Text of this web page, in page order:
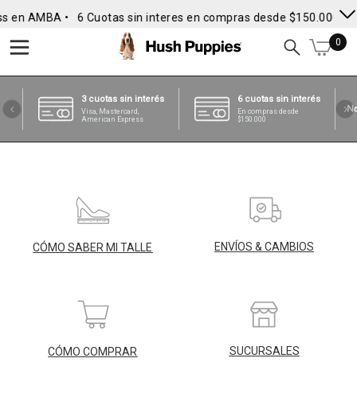
en AMBA • 6 Cuotas sin interes en compras desde $150.000 •
0
3 cuotas sin interés
Visa, Mastercard,
American Express
6 cuotas sin interés
En compras desde
$150.000
CÓMO SABER MI TALLE ENVÍOS & CAMBIOS
CÓMO COMPRAR SUCURSALES